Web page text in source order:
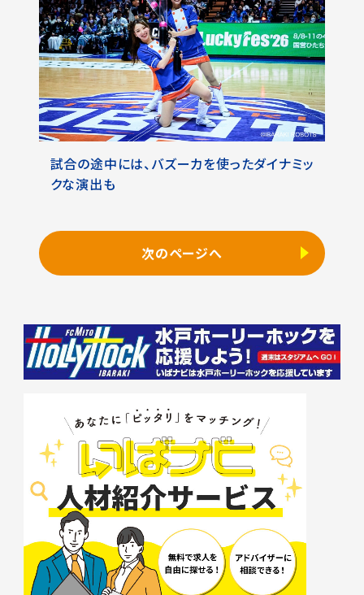
試合の途中には、バズーカを使ったダイナミッ
クな演出も
次のページへ